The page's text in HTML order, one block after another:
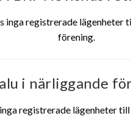
inga registrerade lägenheter
förening.
i närliggande
registrerade lägenheter till